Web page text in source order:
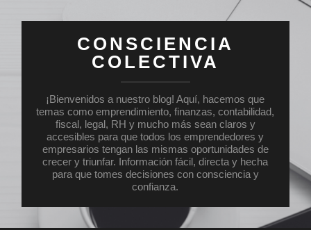
CONSCIENCIA
COLECTIVA
¡Bienvenidos a nuestro blog! Aquí, hacemos que
temas como emprendimiento, finanzas, contabilidad,
fiscal, legal, RH y mucho más sean claros y
accesibles para que todos los emprendedores y
empresarios tengan las mismas oportunidades de
crecer y triunfar. Información fácil, directa y hecha
para que tomes decisiones con consciencia y
confianza.